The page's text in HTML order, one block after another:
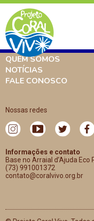
INÍCIO
AMBIENTE CORALÍNEO
QUEM SOMOS
NOTÍCIAS
FALE CONOSCO
Nossas redes
Informações e contato
Base no Arraial d’Ajuda Eco
(73) 991001372
contato@coralvivo.org.br